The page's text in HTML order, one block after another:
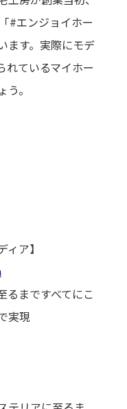
#エンジョイホー
ます。実際にモデ
れているマイホー
。
ア】
るまですべてにこ
実現